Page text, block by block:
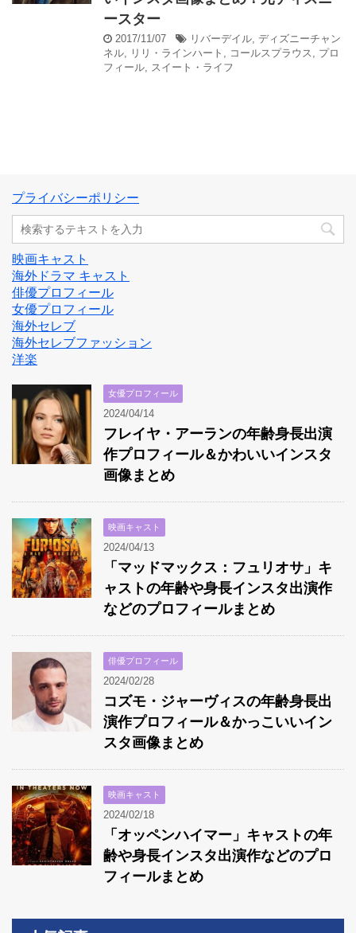
ースター
2017/11/07 リバーデイル ディズニーチャン
ネル
リリ・ラインハート コールスプラウス
プロ
フィール
スイート・ライフ
プライバシーポリシー
映画キャスト
海外ドラマ キャスト
俳優プロフィール
女優プロフィール
海外セレブ
海外セレブファッション
洋楽
女優プロフィール
2024/04/14
フレイヤ・アーランの年齢身長出演
作プロフィール＆かわいいインスタ
画像まとめ
映画キャスト
2024/04/13
「マッドマックス：フュリオサ」キ
ャストの年齢や身長インスタ出演作
などのプロフィールまとめ
俳優プロフィール
2024/02/28
コズモ・ジャーヴィスの年齢身長出
演作プロフィール＆かっこいいイン
スタ画像まとめ
映画キャスト
2024/02/18
「オッペンハイマー」キャストの年
齢や身長インスタ出演作などのプロ
フィールまとめ